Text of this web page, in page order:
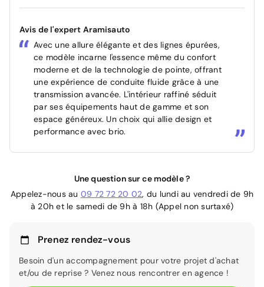
Avis de l'expert Aramisauto
Avec une allure élégante et des lignes épurées,
ce modèle incarne l'essence même du confort
moderne et de la technologie de pointe, offrant
une expérience de conduite fluide grâce à une
transmission avancée. L'intérieur raffiné séduit
par ses équipements haut de gamme et son
espace généreux. Un choix qui allie design et
performance avec brio.
Une question sur ce modèle ?
Appelez-nous au 09 72 72 20 02, du lundi au vendredi de 9h
à 20h et le samedi de 9h à 18h (Appel non surtaxé)
Prenez rendez-vous
Besoin d'un accompagnement pour votre projet d'achat
et/ou de reprise ? Venez nous rencontrer en agence !